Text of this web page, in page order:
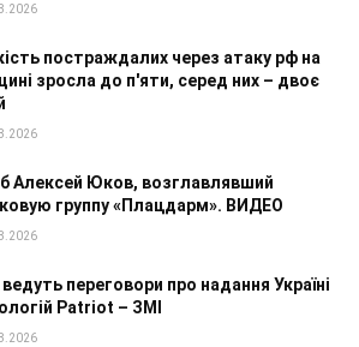
постраждалих через атаку рф на
зросла до п'яти, серед них – двоє
Алексей Юков, возглавлявший
группу «Плацдарм». ВИДЕО
переговори про надання Україні
Patriot – ЗМІ